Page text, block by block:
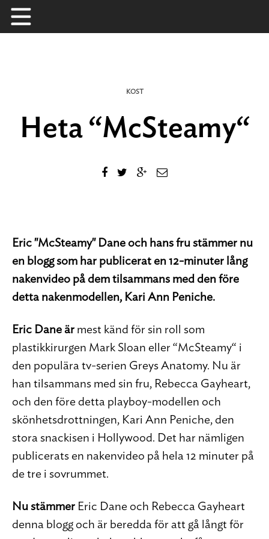
Skip
to
KOST
Heta “McSteamy“
Eric "McSteamy" Dane och hans fru stämmer nu
en blogg som har publicerat en 12-minuter lång
nakenvideo på dem tilsammans med den före
detta nakenmodellen, Kari Ann Peniche.
Eric Dane är mest känd för sin roll som
plastikkirurgen Mark Sloan eller “McSteamy“ i
den populära tv-serien Greys Anatomy. Nu är
han tilsammans med sin fru, Rebecca Gayheart,
och den före detta playboy-modellen och
skönhetsdrottningen, Kari Ann Peniche, den
stora snackisen i Hollywood. Det har nämligen
publicerats en nakenvideo på hela 12 minuter på
de tre i sovrummet.
Nu stämmer Eric Dane och Rebecca Gayheart
denna blogg och är beredda för att gå långt för